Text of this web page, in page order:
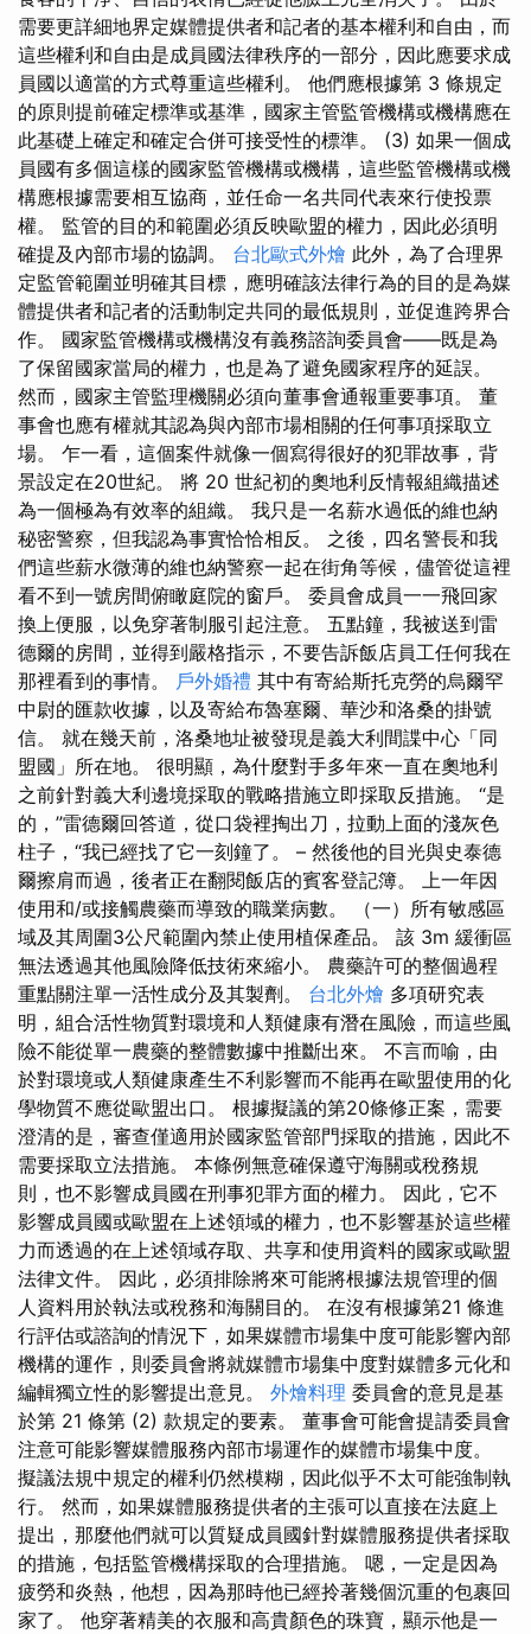
需要更詳細地界定媒體提供者和記者的基本權利和自由，而
這些權利和自由是成員國法律秩序的一部分，因此應要求成
員國以適當的方式尊重這些權利。 他們應根據第 3 條規定
的原則提前確定標準或基準，國家主管監管機構或機構應在
此基礎上確定和確定合併可接受性的標準。 (3) 如果一個成
員國有多個這樣的國家監管機構或機構，這些監管機構或機
構應根據需要相互協商，並任命一名共同代表來行使投票
權。 監管的目的和範圍必須反映歐盟的權力，因此必須明
確提及內部市場的協調。 台北歐式外燴 此外，為了合理界
定監管範圍並明確其目標，應明確該法律行為的目的是為媒
體提供者和記者的活動制定共同的最低規則，並促進跨界合
作。 國家監管機構或機構沒有義務諮詢委員會——既是為
了保留國家當局的權力，也是為了避免國家程序的延誤。
然而，國家主管監理機關必須向董事會通報重要事項。 董
事會也應有權就其認為與內部市場相關的任何事項採取立
場。 乍一看，這個案件就像一個寫得很好的犯罪故事，背
景設定在20世紀。 將 20 世紀初的奧地利反情報組織描述
為一個極為有效率的組織。 我只是一名薪水過低的維也納
秘密警察，但我認為事實恰恰相反。 之後，四名警長和我
們這些薪水微薄的維也納警察一起在街角等候，儘管從這裡
看不到一號房間俯瞰庭院的窗戶。 委員會成員一一飛回家
換上便服，以免穿著制服引起注意。 五點鐘，我被送到雷
德爾的房間，並得到嚴格指示，不要告訴飯店員工任何我在
那裡看到的事情。 戶外婚禮 其中有寄給斯托克勞的烏爾罕
中尉的匯款收據，以及寄給布魯塞爾、華沙和洛桑的掛號
信。 就在幾天前，洛桑地址被發現是義大利間諜中心「同
盟國」所在地。 很明顯，為什麼對手多年來一直在奧地利
之前針對義大利邊境採取的戰略措施立即採取反措施。 “是
的，”雷德爾回答道，從口袋裡掏出刀，拉動上面的淺灰色
柱子，“我已經找了它一刻鐘了。 – 然後他的目光與史泰德
爾擦肩而過，後者正在翻閱飯店的賓客登記簿。 上一年因
使用和/或接觸農藥而導致的職業病數。 （一）所有敏感區
域及其周圍3公尺範圍內禁止使用植保產品。 該 3m 緩衝區
無法透過其他風險降低技術來縮小。 農藥許可的整個過程
重點關注單一活性成分及其製劑。 台北外燴 多項研究表
明，組合活性物質對環境和人類健康有潛在風險，而這些風
險不能從單一農藥的整體數據中推斷出來。 不言而喻，由
於對環境或人類健康產生不利影響而不能再在歐盟使用的化
學物質不應從歐盟出口。 根據擬議的第20條修正案，需要
澄清的是，審查僅適用於國家監管部門採取的措施，因此不
需要採取立法措施。 本條例無意確保遵守海關或稅務規
則，也不影響成員國在刑事犯罪方面的權力。 因此，它不
影響成員國或歐盟在上述領域的權力，也不影響基於這些權
力而透過的在上述領域存取、共享和使用資料的國家或歐盟
法律文件。 因此，必須排除將來可能將根據法規管理的個
人資料用於執法或稅務和海關目的。 在沒有根據第21 條進
行評估或諮詢的情況下，如果媒體市場集中度可能影響內部
機構的運作，則委員會將就媒體市場集中度對媒體多元化和
編輯獨立性的影響提出意見。 外燴料理 委員會的意見是基
於第 21 條第 (2) 款規定的要素。 董事會可能會提請委員會
注意可能影響媒體服務內部市場運作的媒體市場集中度。
擬議法規中規定的權利仍然模糊，因此似乎不太可能強制執
行。 然而，如果媒體服務提供者的主張可以直接在法庭上
提出，那麼他們就可以質疑成員國針對媒體服務提供者採取
的措施，包括監管機構採取的合理措施。 嗯，一定是因為
疲勞和炎熱，他想，因為那時他已經拎著幾個沉重的包裹回
家了。 他穿著精美的衣服和高貴顏色的珠寶，顯示他是一